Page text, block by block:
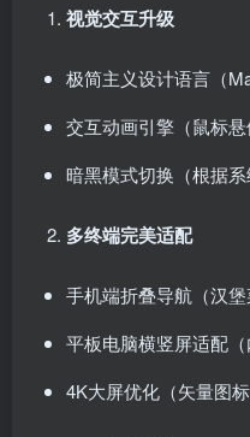
视觉交互升级
极简主义设计语言（
交互动画引擎（鼠标悬
暗黑模式切换（根据系
多终端完美适配
手机端折叠导航（汉堡
平板电脑横竖屏适配（
4K大屏优化（矢量图